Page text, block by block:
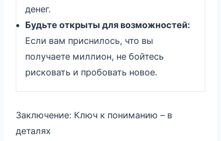
денег.
Будьте открыты для возможностей:
Если вам приснилось, что вы
получаете миллион, не бойтесь
рисковать и пробовать новое.
Заключение: Ключ к пониманию – в
деталях